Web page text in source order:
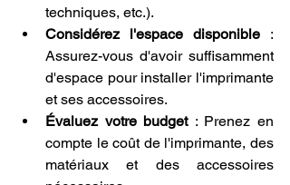
techniques, etc.).
Considérez l'espace disponible :
Assurez-vous d'avoir suffisamment
d'espace pour installer l'imprimante
et ses accessoires.
Évaluez votre budget : Prenez en
compte le coût de l'imprimante, des
matériaux et des accessoires